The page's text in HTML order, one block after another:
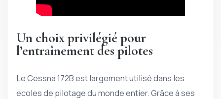
Un choix privilégié pour
l’entraînement des pilotes
Le Cessna 172B est largement utilisé dans les
écoles de pilotage du monde entier. Grâce à ses